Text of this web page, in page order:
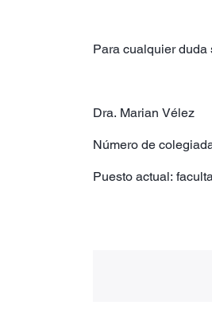
Para cualquier duda
Dra. Marian Vélez
Número de
Puesto actual: